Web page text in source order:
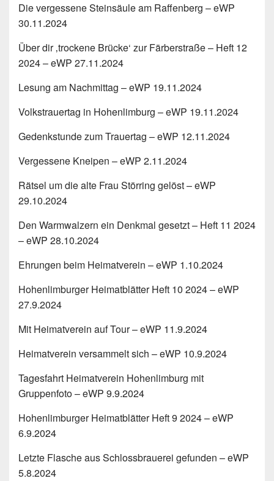
Die vergessene Steinsäule am Raffenberg – eWP
30.11.2024
Über dir ‚trockene Brücke‘ zur Färberstraße – Heft 12
2024 – eWP 27.11.2024
Lesung am Nachmittag – eWP 19.11.2024
Volkstrauertag in Hohenlimburg – eWP 19.11.2024
Gedenkstunde zum Trauertag – eWP 12.11.2024
Vergessene Kneipen – eWP 2.11.2024
Rätsel um die alte Frau Störring gelöst – eWP
29.10.2024
Den Warmwalzern ein Denkmal gesetzt – Heft 11 2024
– eWP 28.10.2024
Ehrungen beim Heimatverein – eWP 1.10.2024
Hohenlimburger Heimatblätter Heft 10 2024 – eWP
27.9.2024
Mit Heimatverein auf Tour – eWP 11.9.2024
Heimatverein versammelt sich – eWP 10.9.2024
Tagesfahrt Heimatverein Hohenlimburg mit
Gruppenfoto – eWP 9.9.2024
Hohenlimburger Heimatblätter Heft 9 2024 – eWP
6.9.2024
Letzte Flasche aus Schlossbrauerei gefunden – eWP
5.8.2024